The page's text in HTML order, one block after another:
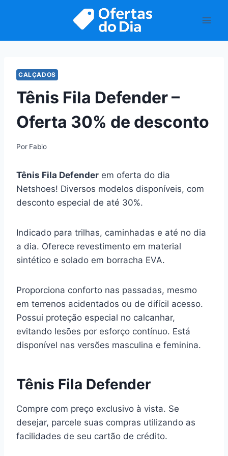
CALÇADOS
Tênis Fila Defender –
Oferta 30% de desconto
Por Fabio
Tênis Fila Defender em oferta do dia
Netshoes! Diversos modelos disponíveis, com
desconto especial de até 30%.
Indicado para trilhas, caminhadas e até no dia
a dia. Oferece revestimento em material
sintético e solado em borracha EVA.
Proporciona conforto nas passadas, mesmo
em terrenos acidentados ou de difícil acesso.
Possui proteção especial no calcanhar,
evitando lesões por esforço contínuo. Está
disponível nas versões masculina e feminina.
Tênis Fila Defender
Compre com preço exclusivo à vista. Se
desejar, parcele suas compras utilizando as
facilidades de seu cartão de crédito.